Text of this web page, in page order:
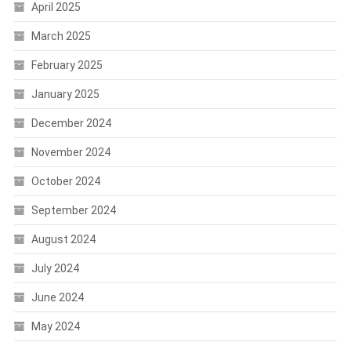
April 2025
March 2025
February 2025
January 2025
December 2024
November 2024
October 2024
September 2024
August 2024
July 2024
June 2024
May 2024